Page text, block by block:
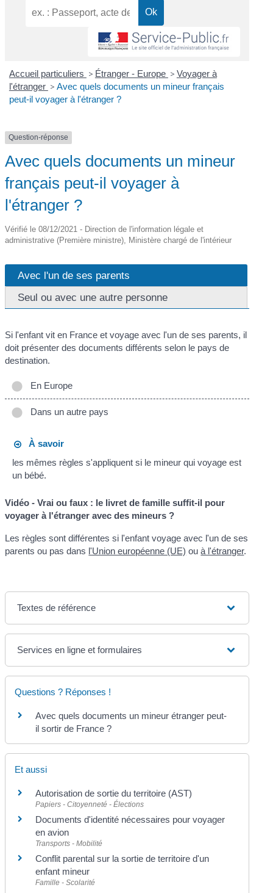
Accueil particuliers > Étranger - Europe > Voyager à
l'étranger > Avec quels documents un mineur français
peut-il voyager à l'étranger ?
Question-réponse
Avec quels documents un mineur
français peut-il voyager à
l'étranger ?
Vérifié le 08/12/2021 - Direction de l'information légale et
administrative (Première ministre), Ministère chargé de l'intérieur
Avec l'un de ses parents
Seul ou avec une autre personne
Si l'enfant vit en France et voyage avec l'un de ses parents, il
doit présenter des documents différents selon le pays de
destination.
En Europe
Dans un autre pays
À savoir
les mêmes règles s'appliquent si le mineur qui voyage est
un bébé.
Vidéo - Vrai ou faux : le livret de famille suffit-il pour
voyager à l'étranger avec des mineurs ?
Les règles sont différentes si l'enfant voyage avec l'un de ses
parents ou pas dans l'Union européenne (UE) ouà l'étranger.
Textes de référence
Services en ligne et formulaires
Questions ? Réponses !
Avec quels documents un mineur étranger peut-
il sortir de France ?
Et aussi
Autorisation de sortie du territoire (AST)
Papiers - Citoyenneté - Élections
Documents d'identité nécessaires pour voyager
en avion
Transports - Mobilité
Conflit parental sur la sortie de territoire d'un
enfant mineur
Famille - Scolarité